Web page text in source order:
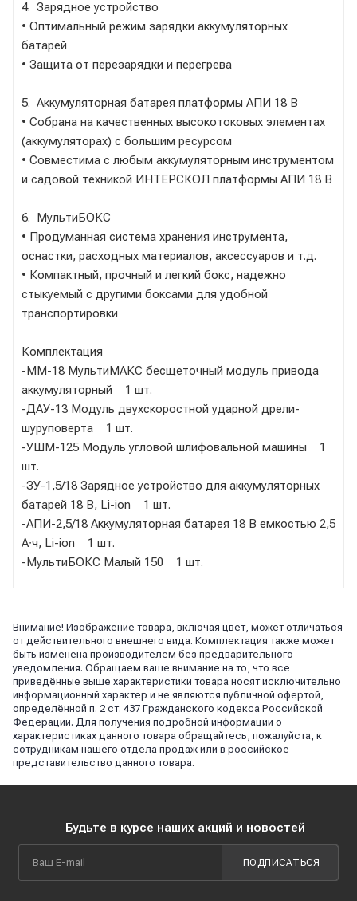
4. Зарядное устройство
• Оптимальный режим зарядки аккумуляторных
батарей
• Защита от перезарядки и перегрева
5. Аккумуляторная батарея платформы АПИ 18 В
• Собрана на качественных высокотоковых элементах
(аккумуляторах) с большим ресурсом
• Совместима с любым аккумуляторным инструментом
и садовой техникой ИНТЕРСКОЛ платформы АПИ 18 В
6. МультиБОКС
• Продуманная система хранения инструмента,
оснастки, расходных материалов, аксессуаров и т.д.
• Компактный, прочный и легкий бокс, надежно
стыкуемый с другими боксами для удобной
транспортировки
Комплектация
-ММ-18 МультиМАКС бесщеточный модуль привода
аккумуляторный 1 шт.
-ДАУ-13 Модуль двухскоростной ударной дрели-
шуруповерта 1 шт.
-УШМ-125 Модуль угловой шлифовальной машины 1
шт.
-ЗУ-1,5/18 Зарядное устройство для аккумуляторных
батарей 18 В, Li-ion 1 шт.
-АПИ-2,5/18 Аккумуляторная батарея 18 В емкостью 2,5
А∙ч, Li-ion 1 шт.
-МультиБОКС Малый 150 1 шт.
Внимание! Изображение товара, включая цвет, может отличаться
от действительного внешнего вида. Комплектация также может
быть изменена производителем без предварительного
уведомления. Обращаем ваше внимание на то, что все
приведённые выше характеристики товара носят исключительно
информационный характер и не являются публичной офертой,
определённой п. 2 ст. 437 Гражданского кодекса Российской
Федерации. Для получения подробной информации о
характеристиках данного товара обращайтесь, пожалуйста, к
сотрудникам нашего отдела продаж или в российское
представительство данного товара.
Будьте в курсе наших акций и новостей
ПОДПИСАТЬСЯ